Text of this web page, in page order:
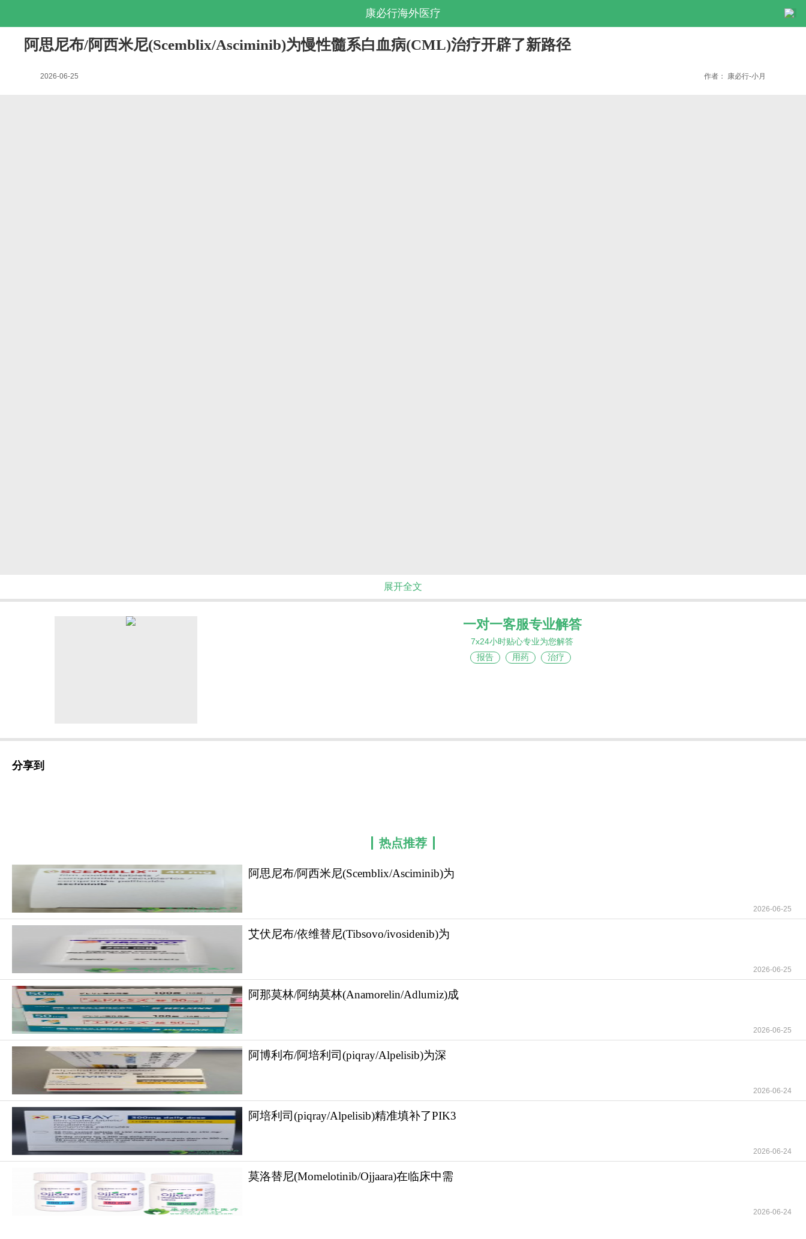
康必行海外医疗
阿思尼布/阿西米尼(Scemblix/Asciminib)为慢性髓系白血病(CML)治疗开辟了新路径
2026-06-25 作者： 康必行-小月
而，耐药问题，特别是T315I突变，始终是临床面临的严峻挑战。今天，我们聚焦一款突破传统机制的全新武器——阿思尼布。作为全球首个获批的STAMP
制”。这不仅为TKI耐药患者提供了全新选择，更于近期获批用于新诊断的Ph+CML慢性期（CP）成人患者。
阿思尼布的药代动力学受食物的影响极为显著。必须严格遵守“空腹服药”原则：每次服用前至少2小时内和服用后至少1小时内避免进食。建议患者整片
吞服，请勿掰开、压碎或咀嚼片剂。推荐剂量：新诊断Ph+CML-CP患者，80mg，每日一次，建议在每天大致相同的时间服用。如果漏服超过约12小时，则
无需补服，按原计划服用下一次药物即可。切勿加倍剂量。阿思尼布的不良反应管理强调“梯度调整”。对于新诊断患者，若出现不良反应，应遵循以下剂量降
低方案：首次剂量降低：从80mg每日一次降至40mg，每日一次。后续剂量降低：对于无法耐受40mg每日一次的患者，应永久停用本品。这表明，阿思尼布
的剂量调整空间非常有限，临床医生务必在密切监测下进行决策，确保患者安全。
阿思尼布可导致血小板减少症、中性粒细胞减少症和贫血。治疗前3个月应每2周进行一次全血细胞计数（CBC）检查，此后每月一次或有临床指征时检
查。骨髓抑制通常可逆，可通过暂停给药进行管理。治疗期间应每月一次评估血清脂肪酶和淀粉酶水平，尤其对于有胰腺炎病史的患者，应增加监测频率。
若血清酶升高伴随腹部症状，应立即暂停治疗并排查胰腺炎。治疗开始前及治疗期间有临床指征时进行监测。给药前应矫正低钾血症和低镁血症，与已知存
在尖端扭转型室性心动过速风险的药品合用时应谨慎。阿思尼布以其独特的STAMP作用机制，为CML治疗开辟了新路径。其核心用药策略可概括为：空腹服
用是前提，阶梯降量是原则，骨髓/胰腺/心电是重点。临床医生应熟练掌握其独特的药理学特性和管理“工具箱”，让这一精准之刃在临床实践中发挥最大价
展开全文
一对一客服专业解答
7x24小时贴心专业为您解答
报告
用药 治疗
分享到
热点推荐
阿思尼布/阿西米尼(Scemblix/Asciminib)为
2026-06-25
艾伏尼布/依维替尼(Tibsovo/ivosidenib)为
2026-06-25
阿那莫林/阿纳莫林(Anamorelin/Adlumiz)成
2026-06-25
阿博利布/阿培利司(piqray/Alpelisib)为深
2026-06-24
阿培利司(piqray/Alpelisib)精准填补了PIK3
2026-06-24
莫洛替尼(Momelotinib/Ojjaara)在临床中需
2026-06-24